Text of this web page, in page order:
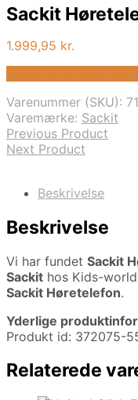
Sackit
1.999,95 kr.
Varenummer (SKU):
Varemærke: Sackit
Previous Product
Next Product
Beskrivelse
Beskrivelse
Vi har fundet Sackit
Sackit hos Kids-
Sackit Høretelefon.
Yderlige
Produkt id: 372075-
Relaterede